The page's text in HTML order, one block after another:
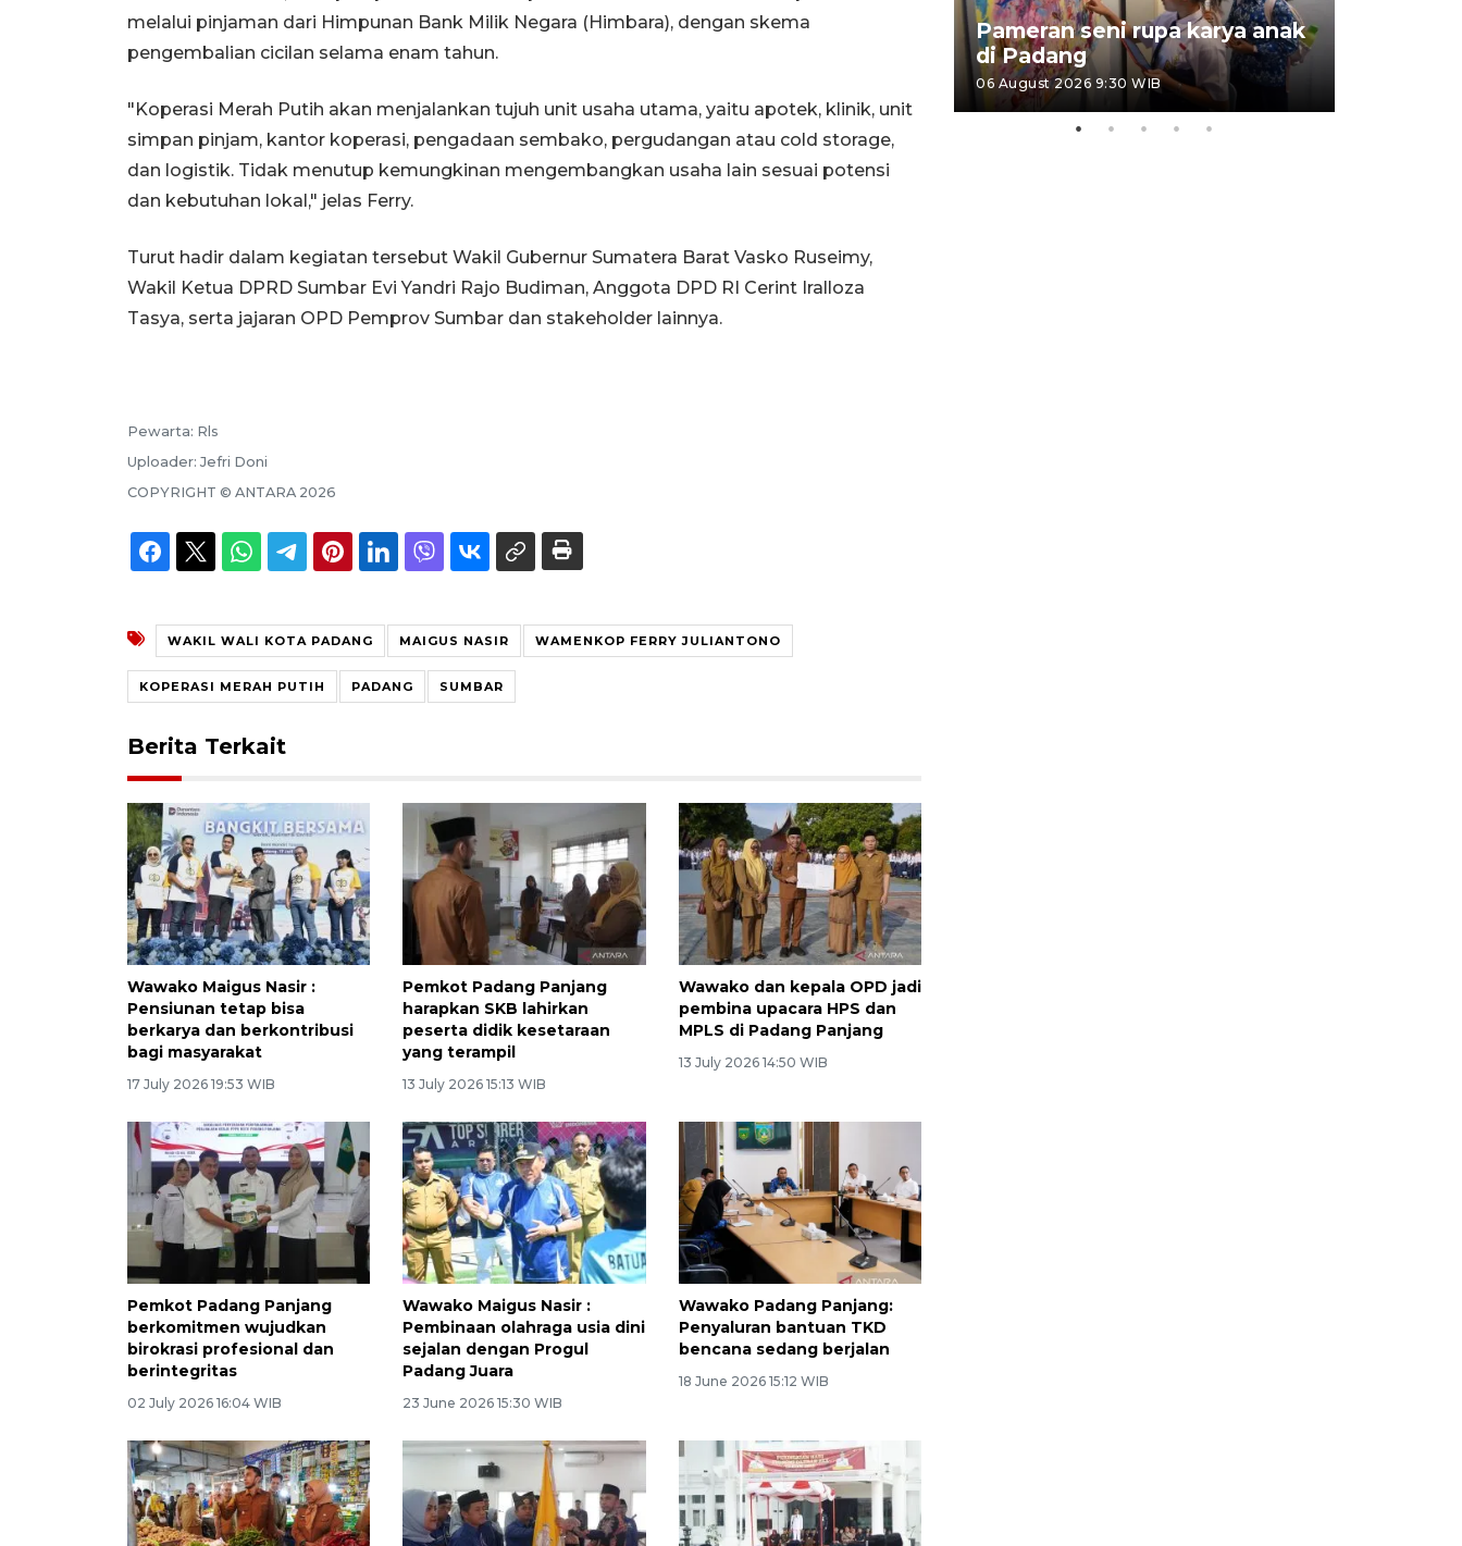
melalui pinjaman dari Himpunan Bank Milik Negara (Himbara), dengan skema
pengembalian cicilan selama enam tahun.
"Koperasi Merah Putih akan menjalankan tujuh unit usaha utama, yaitu apotek, klinik, unit
simpan pinjam, kantor koperasi, pengadaan sembako, pergudangan atau cold storage,
dan logistik. Tidak menutup kemungkinan mengembangkan usaha lain sesuai potensi
dan kebutuhan lokal," jelas Ferry.
Turut hadir dalam kegiatan tersebut Wakil Gubernur Sumatera Barat Vasko Ruseimy,
Wakil Ketua DPRD Sumbar Evi Yandri Rajo Budiman, Anggota DPD RI Cerint Iralloza
Tasya, serta jajaran OPD Pemprov Sumbar dan stakeholder lainnya.
Pewarta: Rls
Uploader: Jefri Doni
COPYRIGHT © ANTARA 2026
WAKIL WALI KOTA PADANG MAIGUS NASIR WAMENKOP FERRY JULIANTONO
KOPERASI MERAH PUTIH PADANG SUMBAR
Berita Terkait
Wawako Maigus Nasir :
Pensiunan tetap bisa
berkarya dan berkontribusi
bagi masyarakat
17 July 2026 19:53 WIB
Pemkot Padang Panjang
harapkan SKB lahirkan
peserta didik kesetaraan
yang terampil
13 July 2026 15:13 WIB
Wawako dan kepala OPD jadi
pembina upacara HPS dan
MPLS di Padang Panjang
13 July 2026 14:50 WIB
Pemkot Padang Panjang
berkomitmen wujudkan
birokrasi profesional dan
berintegritas
02 July 2026 16:04 WIB
Wawako Maigus Nasir :
Pembinaan olahraga usia dini
sejalan dengan Progul
Padang Juara
23 June 2026 15:30 WIB
Wawako Padang Panjang:
Penyaluran bantuan TKD
bencana sedang berjalan
18 June 2026 15:12 WIB
Penyelesaian pembentukan
Kopdes Merah Putih di
Pameran seni rupa karya anak
di Padang
06 August 2026 9:30 WIB